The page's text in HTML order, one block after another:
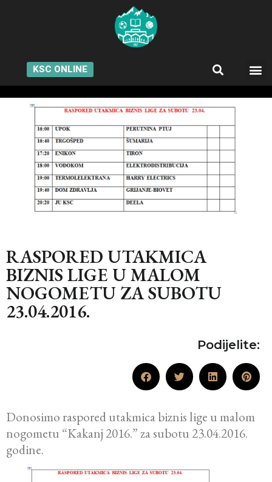
KSC ONLINE
RASPORED UTAKMICA
BIZNIS LIGE U MALOM
NOGOMETU ZA SUBOTU
23.04.2016.
Podijelite:
Donosimo raspored utakmica biznis lige u malom
nogometu “Kakanj 2016.” za subotu 23.04.2016.
godine.